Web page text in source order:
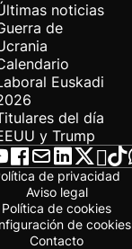
noticias
de
Euskadi
del día
y Trump
de privacidad
Aviso legal
Política de cookies
de cookies
Contacto